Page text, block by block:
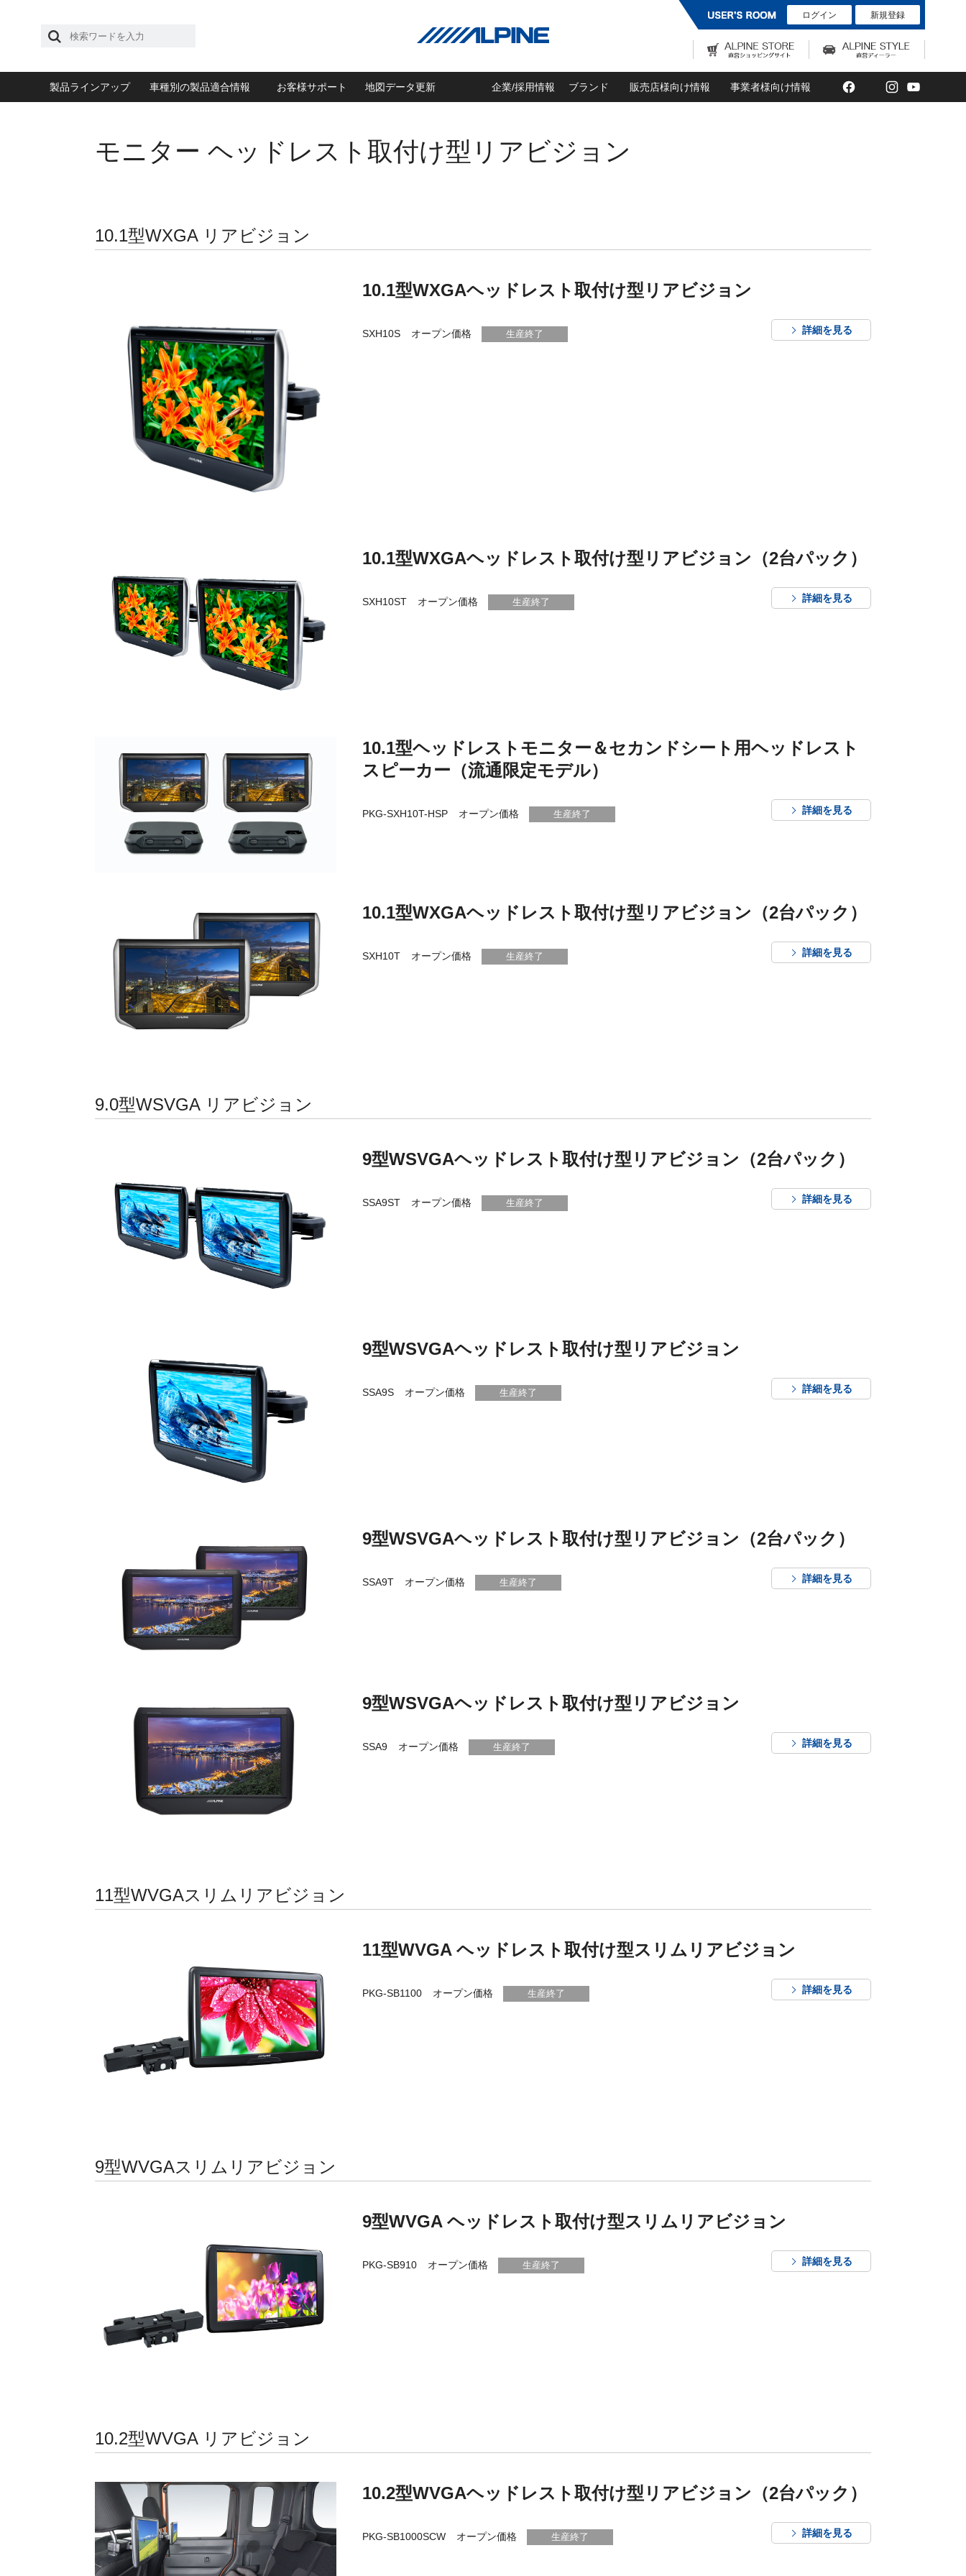
ログイン 新規登録
製品ラインアップ 車種別の製品適合情報 お客様サポート 地図データ更新 企業/採用情報 ブランド 販売店様向け情報 事業者様向け情報 Facebook
TwitterInstagram
モニター ヘッドレスト取付け型リアビジョン
10.1型WXGA リアビジョン
10.1型WXGAヘッドレスト取付け型リアビジョン
SXH10S オープン価格 生産終了 詳細を見る
10.1型WXGAヘッドレスト取付け型リアビジョン（2台パック）
SXH10ST オープン価格 生産終了 詳細を見る
10.1型ヘッドレストモニター＆セカンドシート用ヘッドレスト
スピーカー（流通限定モデル）
PKG-SXH10T-HSP オープン価格 生産終了 詳細を見る
10.1型WXGAヘッドレスト取付け型リアビジョン（2台パック）
SXH10T オープン価格 生産終了 詳細を見る
9.0型WSVGA リアビジョン
9型WSVGAヘッドレスト取付け型リアビジョン（2台パック）
SSA9ST オープン価格 生産終了 詳細を見る
9型WSVGAヘッドレスト取付け型リアビジョン
SSA9S オープン価格 生産終了 詳細を見る
9型WSVGAヘッドレスト取付け型リアビジョン（2台パック）
SSA9T オープン価格 生産終了 詳細を見る
9型WSVGAヘッドレスト取付け型リアビジョン
SSA9 オープン価格 生産終了 詳細を見る
11型WVGAスリムリアビジョン
11型WVGA ヘッドレスト取付け型スリムリアビジョン
PKG-SB1100 オープン価格 生産終了 詳細を見る
9型WVGAスリムリアビジョン
9型WVGA ヘッドレスト取付け型スリムリアビジョン
PKG-SB910 オープン価格 生産終了 詳細を見る
10.2型WVGA リアビジョン
10.2型WVGAヘッドレスト取付け型リアビジョン（2台パック）
PKG-SB1000SCW オープン価格 生産終了 詳細を見る